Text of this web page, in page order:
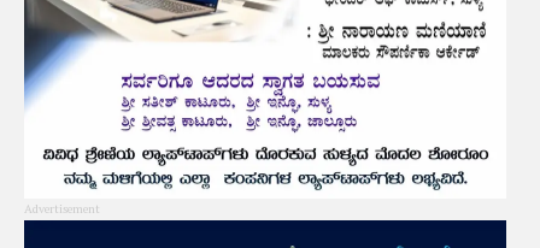
Advertisement